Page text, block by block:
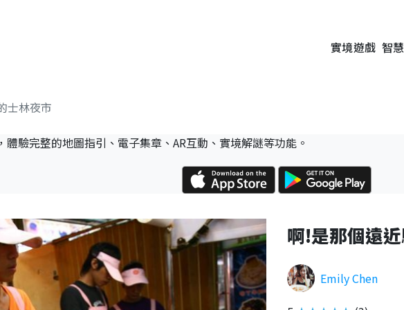
實境遊戲 智
士林夜市
體驗完整的地圖指引、電子集章、AR互動、實境解謎等功能。
啊!是那個遠
Emily Chen